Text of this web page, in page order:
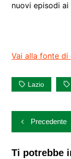
nuovi episodi
Vai alla fonte
Lazio
Navigazione
articoli
Precedente
Ti potrebbe